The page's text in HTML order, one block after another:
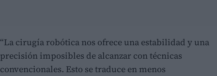
“La cirugía robótica nos ofrece una estabilidad y una
precisión imposibles de alcanzar con técnicas
convencionales. Esto se traduce en menos